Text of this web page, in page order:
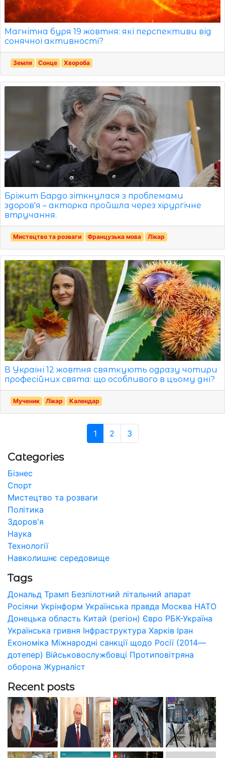
Магнітна буря 19 жовтня: які перспективи від
сонячної активності?
Земля Сонце Хвороба
Бріжит Бардо зіткнулася з проблемами
здоров'я – акторка пройшла через хірургічне
втручання.
Мистецтво та розваги Французька мова Лікар
В Україні 12 жовтня святкують одразу чотири
професійних свята: що особливого в цьому дні?
Мученик Лікар Календар
1 2 3
Categories
Бізнес
Спорт
Мистецтво та розваги
Політика
Здоров'я
Наука
Технології
Навколишнє середовище
Tags
Дональд Трамп Безпілотний літальний апарат
Росіяни Укрінформ Українська правда Москва НАТО
Донецька область Китай (регіон) Євро РБК-Україна
Українська гривня Інфраструктура Харків Іран
Економіка Міжнародні санкції щодо Росії (2014—
дотепер) Військовослужбовці Протиповітряна
оборона Журналіст
Recent posts